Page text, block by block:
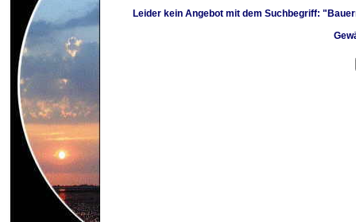
Leider kein Angebot mit dem Suchbegriff: